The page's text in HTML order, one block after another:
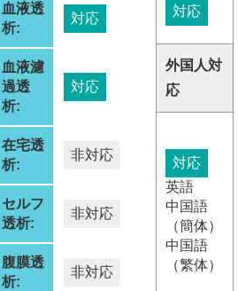
血液透
析:
対応
血液濾
過透
析:
対応
在宅透
析:
非対応
セルフ
透析:
非対応
腹膜透
析:
非対応
対応
外国人対
応
対応
英語
中国語
（簡体）
中国語
（繁体）